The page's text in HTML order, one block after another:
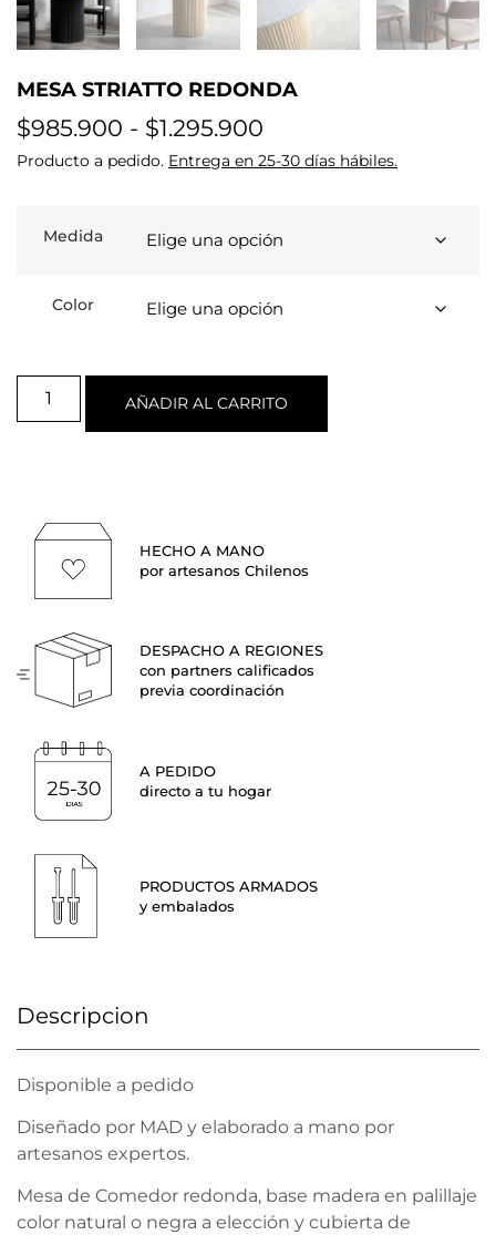
MESA STRIATTO REDONDA
$985.900 - $1.295.900
Producto a pedido. Entrega en 25-30 días hábiles.
Medida
Color
AÑADIR AL CARRITO
HECHO A MANO
por artesanos Chilenos
DESPACHO A REGIONES
con partners calificados
previa coordinación
A PEDIDO
directo a tu hogar
PRODUCTOS ARMADOS
y embalados
Descripcion
Disponible a pedido
Diseñado por MAD y elaborado a mano por
artesanos expertos.
Mesa de Comedor redonda, base madera en palillaje
color natural o negra a elección y cubierta de